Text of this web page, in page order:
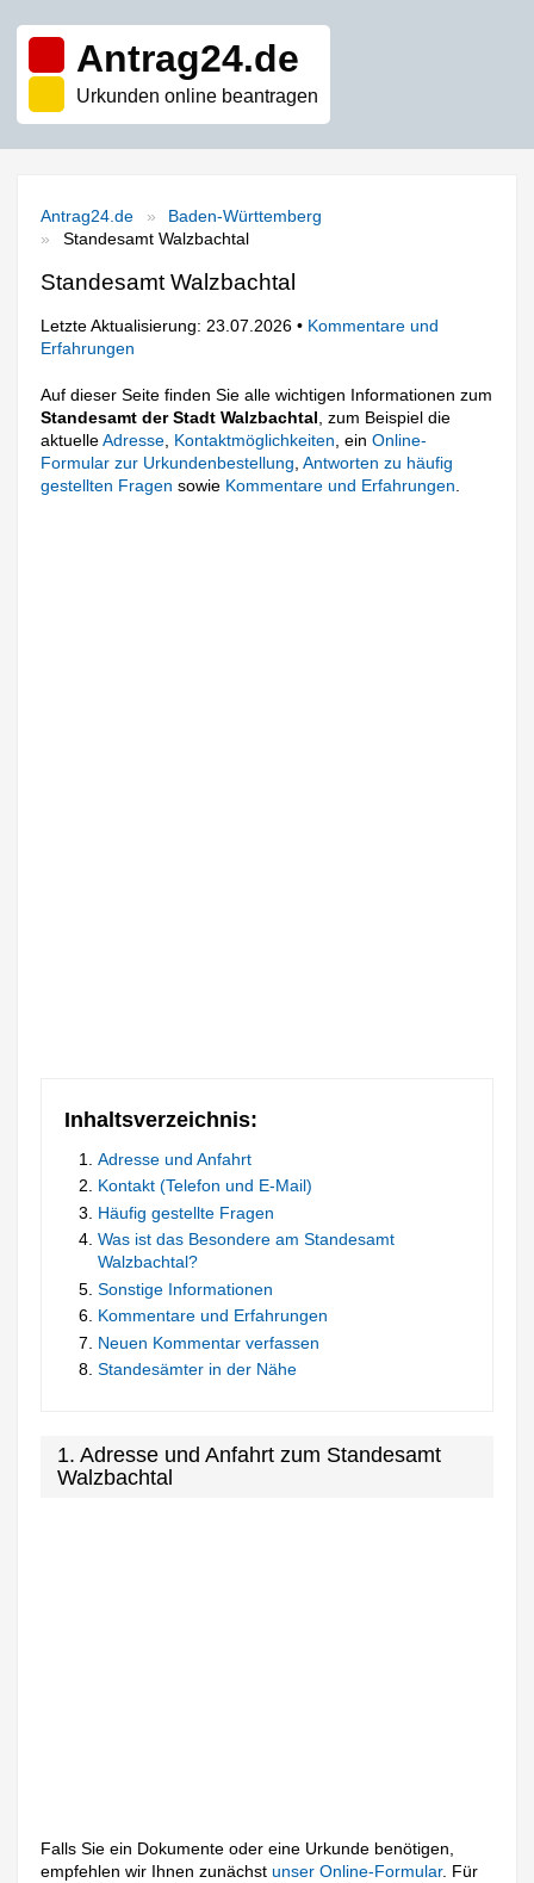
Antrag24.de
Urkunden online beantragen
Antrag24.de
Baden-Württemberg
Standesamt Walzbachtal
Standesamt Walzbachtal
Letzte Aktualisierung: 23.07.2026 • Kommentare und
Erfahrungen
Auf dieser Seite finden Sie alle wichtigen Informationen zum
Standesamt der Stadt Walzbachtal , zum Beispiel die
aktuelleAdresse Kontaktmöglichkeiten , einOnline-
Formular zur Urkundenbestellung ,Antworten zu häufig
gestellten Fragen sowie Kommentare und Erfahrungen
Inhaltsverzeichnis:
Adresse und Anfahrt
Kontakt (Telefon und E-Mail)
Häufig gestellte Fragen
Was ist das Besondere am Standesamt
Walzbachtal?
Sonstige Informationen
Kommentare und Erfahrungen
Neuen Kommentar verfassen
Standesämter in der Nähe
1. Adresse und Anfahrt zum Standesamt
Walzbachtal
Falls Sie ein Dokumente oder eine Urkunde benötigen,
empfehlen wir Ihnen zunächstunser Online-Formular. Für